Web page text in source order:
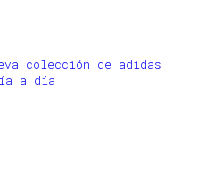
colección de adidas
a día